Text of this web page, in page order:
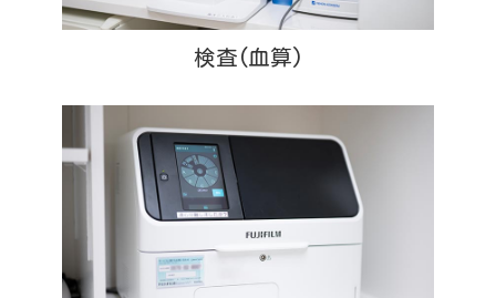
検査(血算)